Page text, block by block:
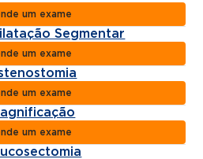
um exame
Segmentar
um exame
um exame
um exame